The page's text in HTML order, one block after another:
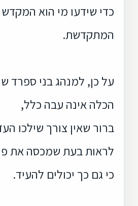
כדי שידעו מי הוא המקדש
המתקדשת.
על כן, למנהג בני ספרד
הכלה אינה עבה כלל,
ברור שאין צורך שילכו
לראות בעת שמכסה את
כי גם כך יכולים להעיד.